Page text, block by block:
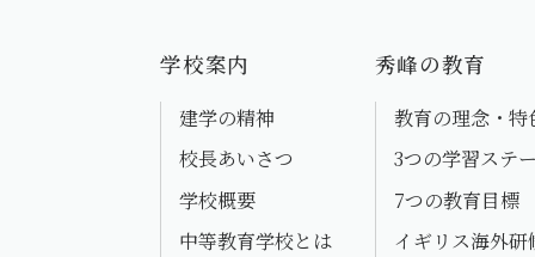
学校案内
建学の精神
校長あいさつ
学校概要
中等教育学校とは
秀峰の教育
教育の理念・特
3つの学習ステ
7つの教育目標
イギリス海外研